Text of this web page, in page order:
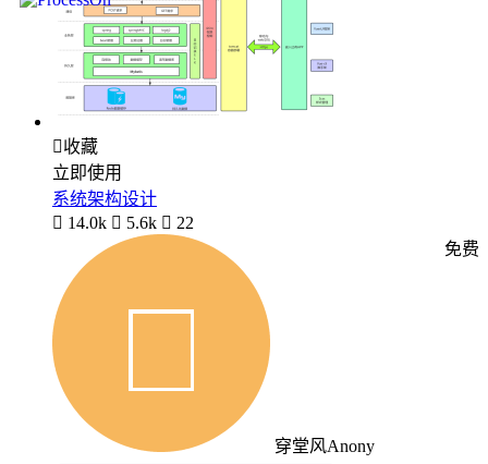
收藏
立即使用
系统架构设计
 14.0k  5.6k  22
穿堂风Anony
免费